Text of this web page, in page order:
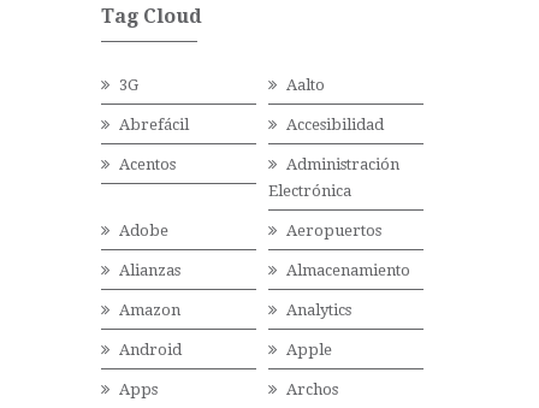
Tag Cloud
3G Aalto
Abrefácil Accesibilidad
Acentos
Administración
Electrónica
Adobe Aeropuertos
Alianzas Almacenamiento
Amazon Analytics
Android Apple
Apps Archos